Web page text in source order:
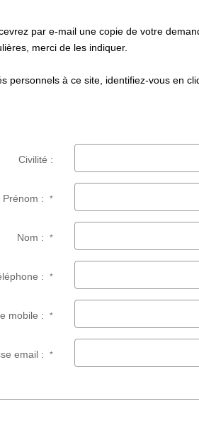
par e-mail une copie de votre
merci de les indiquer.
personnels à ce site, identifiez-vous en
Civilité :
Prénom :*
Nom :*
:*
mobile :*
email :*